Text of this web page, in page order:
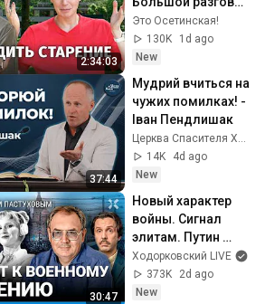
2:34:03
с ученым из
Гарварда
Это Осетинская!
130K
1d ago
New
37:44
Мудрий вчиться на
чужих помилках! -
Іван Пендлишак
Церква Спасителя Христа м.Тернопіль
14K
4d ago
New
30:47
Новый характер
войны. Сигнал
элитам. Путин
ведет страну к
военному
положению |
Ходорковский LIVE
373K
2d ago
New